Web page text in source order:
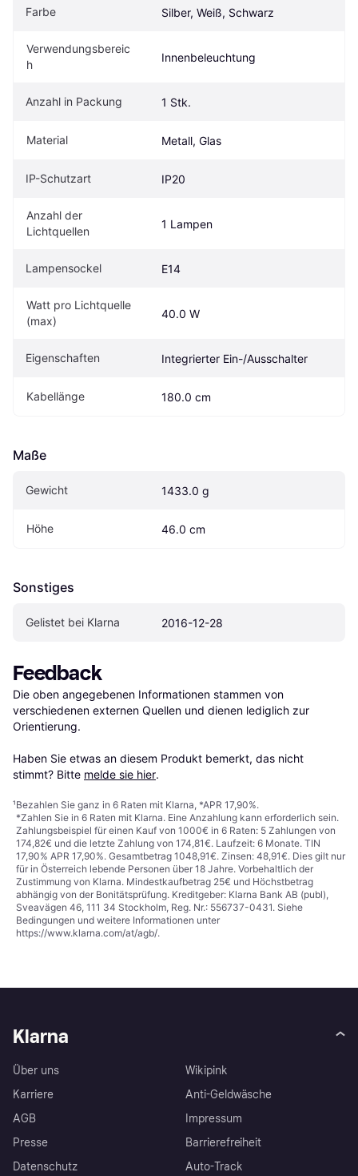
Farbe Silber, Weiß, Schwarz
Verwendungsbereic
h
Innenbeleuchtung
Anzahl in Packung 1 Stk.
Material Metall, Glas
IP-Schutzart IP20
Anzahl der
Lichtquellen
1 Lampen
Lampensockel E14
Watt pro Lichtquelle
(max)
40.0 W
Eigenschaften Integrierter Ein-/Ausschalter
Kabellänge 180.0 cm
Maße
Gewicht 1433.0 g
Höhe 46.0 cm
Sonstiges
Gelistet bei Klarna 2016-12-28
Feedback
Die oben angegebenen Informationen stammen von
verschiedenen externen Quellen und dienen lediglich zur
Orientierung.
Haben Sie etwas an diesem Produkt bemerkt, das nicht
stimmt? Bitte melde sie hier.
¹Bezahlen Sie ganz in 6 Raten mit Klarna, *APR 17,90%.
*Zahlen Sie in 6 Raten mit Klarna. Eine Anzahlung kann erforderlich sein.
Zahlungsbeispiel für einen Kauf von 1000€ in 6 Raten: 5 Zahlungen von
174,82€ und die letzte Zahlung von 174,81€. Laufzeit: 6 Monate. TIN
17,90% APR 17,90%. Gesamtbetrag 1048,91€. Zinsen: 48,91€. Dies gilt nur
für in Österreich lebende Personen über 18 Jahre. Vorbehaltlich der
Zustimmung von Klarna. Mindestkaufbetrag 25€ und Höchstbetrag
abhängig von der Bonitätsprüfung. Kreditgeber: Klarna Bank AB (publ),
Sveavägen 46, 111 34 Stockholm, Reg. Nr.: 556737-0431. Siehe
Bedingungen und weitere Informationen unter
https://www.klarna.com/at/agb/.
Klarna
Über uns
Karriere
AGB
Presse
Datenschutz
Wikipink
Anti-Geldwäsche
Impressum
Barrierefreiheit
Auto-Track